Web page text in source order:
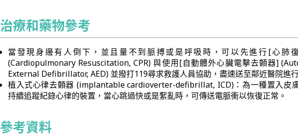
治療和藥物參考
當發現身邊有人倒下，並且量不到脈搏或是呼吸時，可以先進行[心肺
(Cardiopulmonary Resuscitation, CPR) 與使用[自動體外心臟電擊去顫器]
External Defibrillator, AED) 並撥打119尋求救護人員協助，盡速送至鄰近醫院進
植入式心律去顫器 (implantable cardioverter-defibrillat, ICD)：為一種置入皮
持續追蹤紀錄心律的裝置，當心跳過快或是絮亂時，可傳送電脈衝以恢復正常。
參考資料